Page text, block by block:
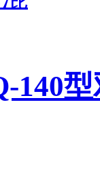
140